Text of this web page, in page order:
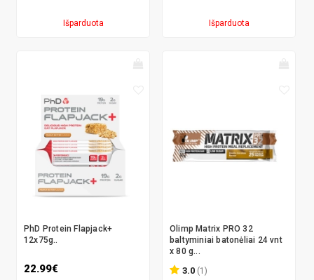
Išparduota Išparduota
PhD Protein Flapjack+
12x75g..
22.99€
Olimp Matrix PRO 32
baltyminiai batonėliai 24 vnt
x 80 g...
3.0 (1)